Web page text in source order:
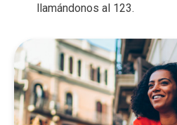
llamándonos al 123.